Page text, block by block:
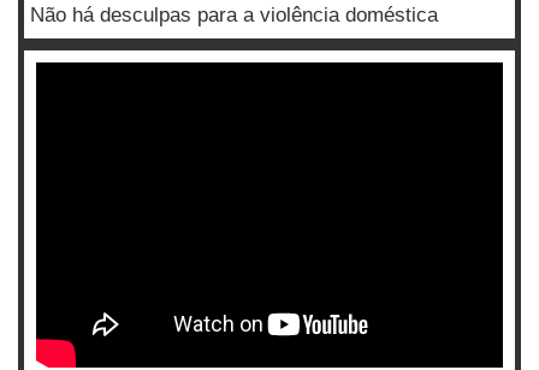
Não há desculpas para a violência doméstica